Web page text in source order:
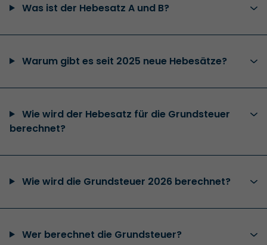
Was ist der Hebesatz A und B?
Warum gibt es seit 2025 neue Hebesätze?
Wie wird der Hebesatz für die Grundsteuer
berechnet?
Wie wird die Grundsteuer 2026 berechnet?
Wer berechnet die Grundsteuer?